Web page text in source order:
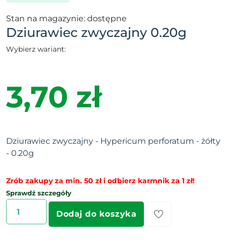
Stan na magazynie: dostępne
Dziurawiec zwyczajny 0.20g
Wybierz wariant:
3,70 zł
Dziurawiec zwyczajny - Hypericum perforatum - żółty
- 0.20g
Zrób zakupy za min. 50 zł i odbierz karmnik za 1 zł!
Sprawdź szczegóły
Dodaj do koszyka